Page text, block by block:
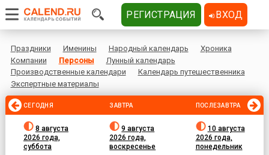
Праздники Именины Народный календарь
Хроника
Компании
Персоны
Лунный календарь
Производственные календари
Календарь путешественника
Экспертные материалы
СЕГОДНЯ
8 августа
2026 года,
суббота
ЗАВТРА
9 августа
2026 года,
воскресенье
ПОСЛЕЗАВТРА
10 августа
2026 года,
понедельник
РЕГИСТРАЦИЯ ВХОД